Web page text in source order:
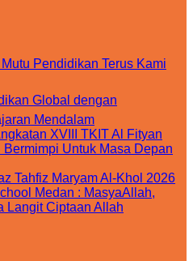
Pendidikan Terus Kami
Global dengan
Mendalam
XVIII TKIT Al Fityan
Untuk Masa Depan
Tahfiz Maryam Al-Khol 2026
Medan : MasyaAllah,
Langit Ciptaan Allah